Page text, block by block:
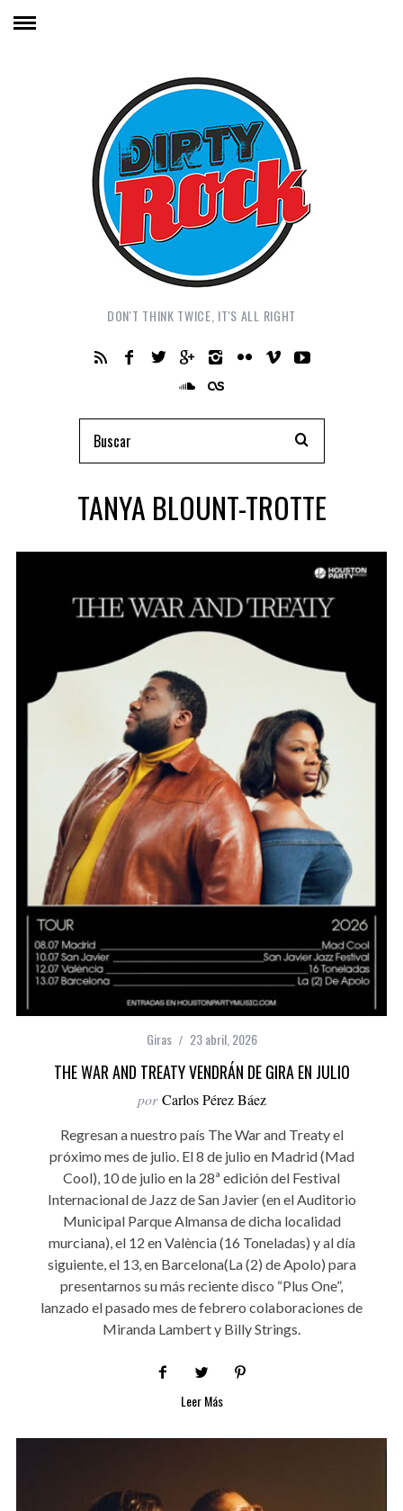
DON'T THINK TWICE, IT'S ALL RIGHT
TANYA BLOUNT-TROTTE
Giras 23 abril, 2026
THE WAR AND TREATY VENDRÁN DE GIRA EN JULIO
por Carlos Pérez Báez
Regresan a nuestro país The War and Treaty el
próximo mes de julio. El 8 de julio en Madrid (Mad
Cool), 10 de julio en la 28ª edición del Festival
Internacional de Jazz de San Javier (en el Auditorio
Municipal Parque Almansa de dicha localidad
murciana), el 12 en València (16 Toneladas) y al día
siguiente, el 13, en Barcelona(La (2) de Apolo) para
presentarnos su más reciente disco “Plus One”,
lanzado el pasado mes de febrero colaboraciones de
Miranda Lambert y Billy Strings.
Leer Más